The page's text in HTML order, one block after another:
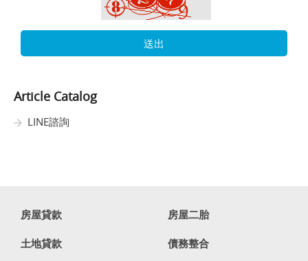
送出
Article Catalog
LINE諮詢
房屋貸款 房屋二胎
土地貸款 債務整合